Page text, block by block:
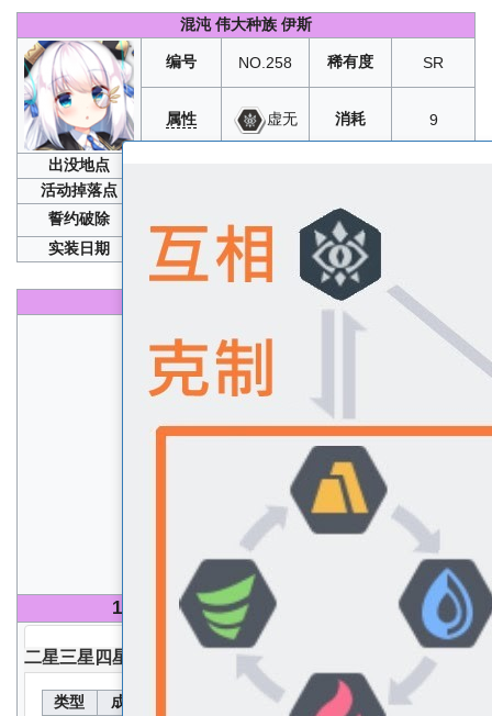
混沌 伟大种族 伊斯
编号 NO.258 稀有度 SR
属性 虚无 消耗 9
出没地点
活动掉落点
誓约破除
、5
实装日期
2020年03月19日
物攻
S
物防
魔攻
魔防
B+
100 级 无圣器无核心无能源分配能力值
二星三星 四星
类型 成长值 类型 成长值
能力值